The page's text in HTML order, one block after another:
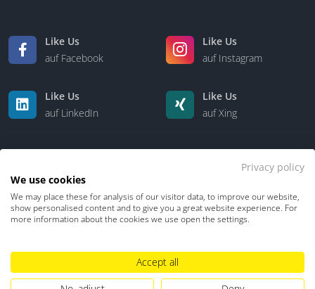
Like Us
auf Facebook
Like Us
auf Instagram
Like Us
auf LinkedIn
Like Us
auf Xing
Kontakt Über uns
Datenschutz Impressum
TDM-Vorbehalt
Privacy policy
We use cookies
We may place these for analysis of our visitor data, to improve our website,
show personalised content and to give you a great website experience. For
more information about the cookies we use open the settings.
Accept all